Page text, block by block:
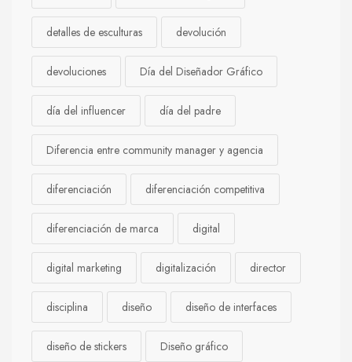
detalles de esculturas devolución
devoluciones Día del Diseñador Gráfico
día del influencer día del padre
Diferencia entre community manager y agencia
diferenciación diferenciación competitiva
diferenciación de marca digital
digital marketing digitalización director
disciplina diseño diseño de interfaces
diseño de stickers Diseño gráfico